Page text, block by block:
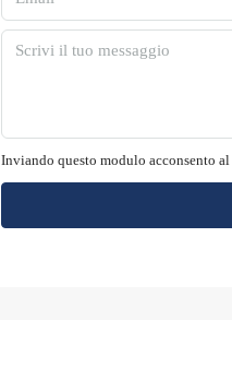
Inviando questo modulo acconsento